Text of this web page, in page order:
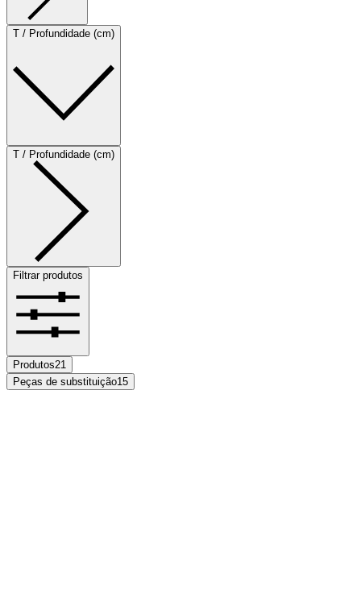
T / Profundidade (cm)
T / Profundidade (cm)
Filtrar produtos
Produtos21
Peças de substituição15